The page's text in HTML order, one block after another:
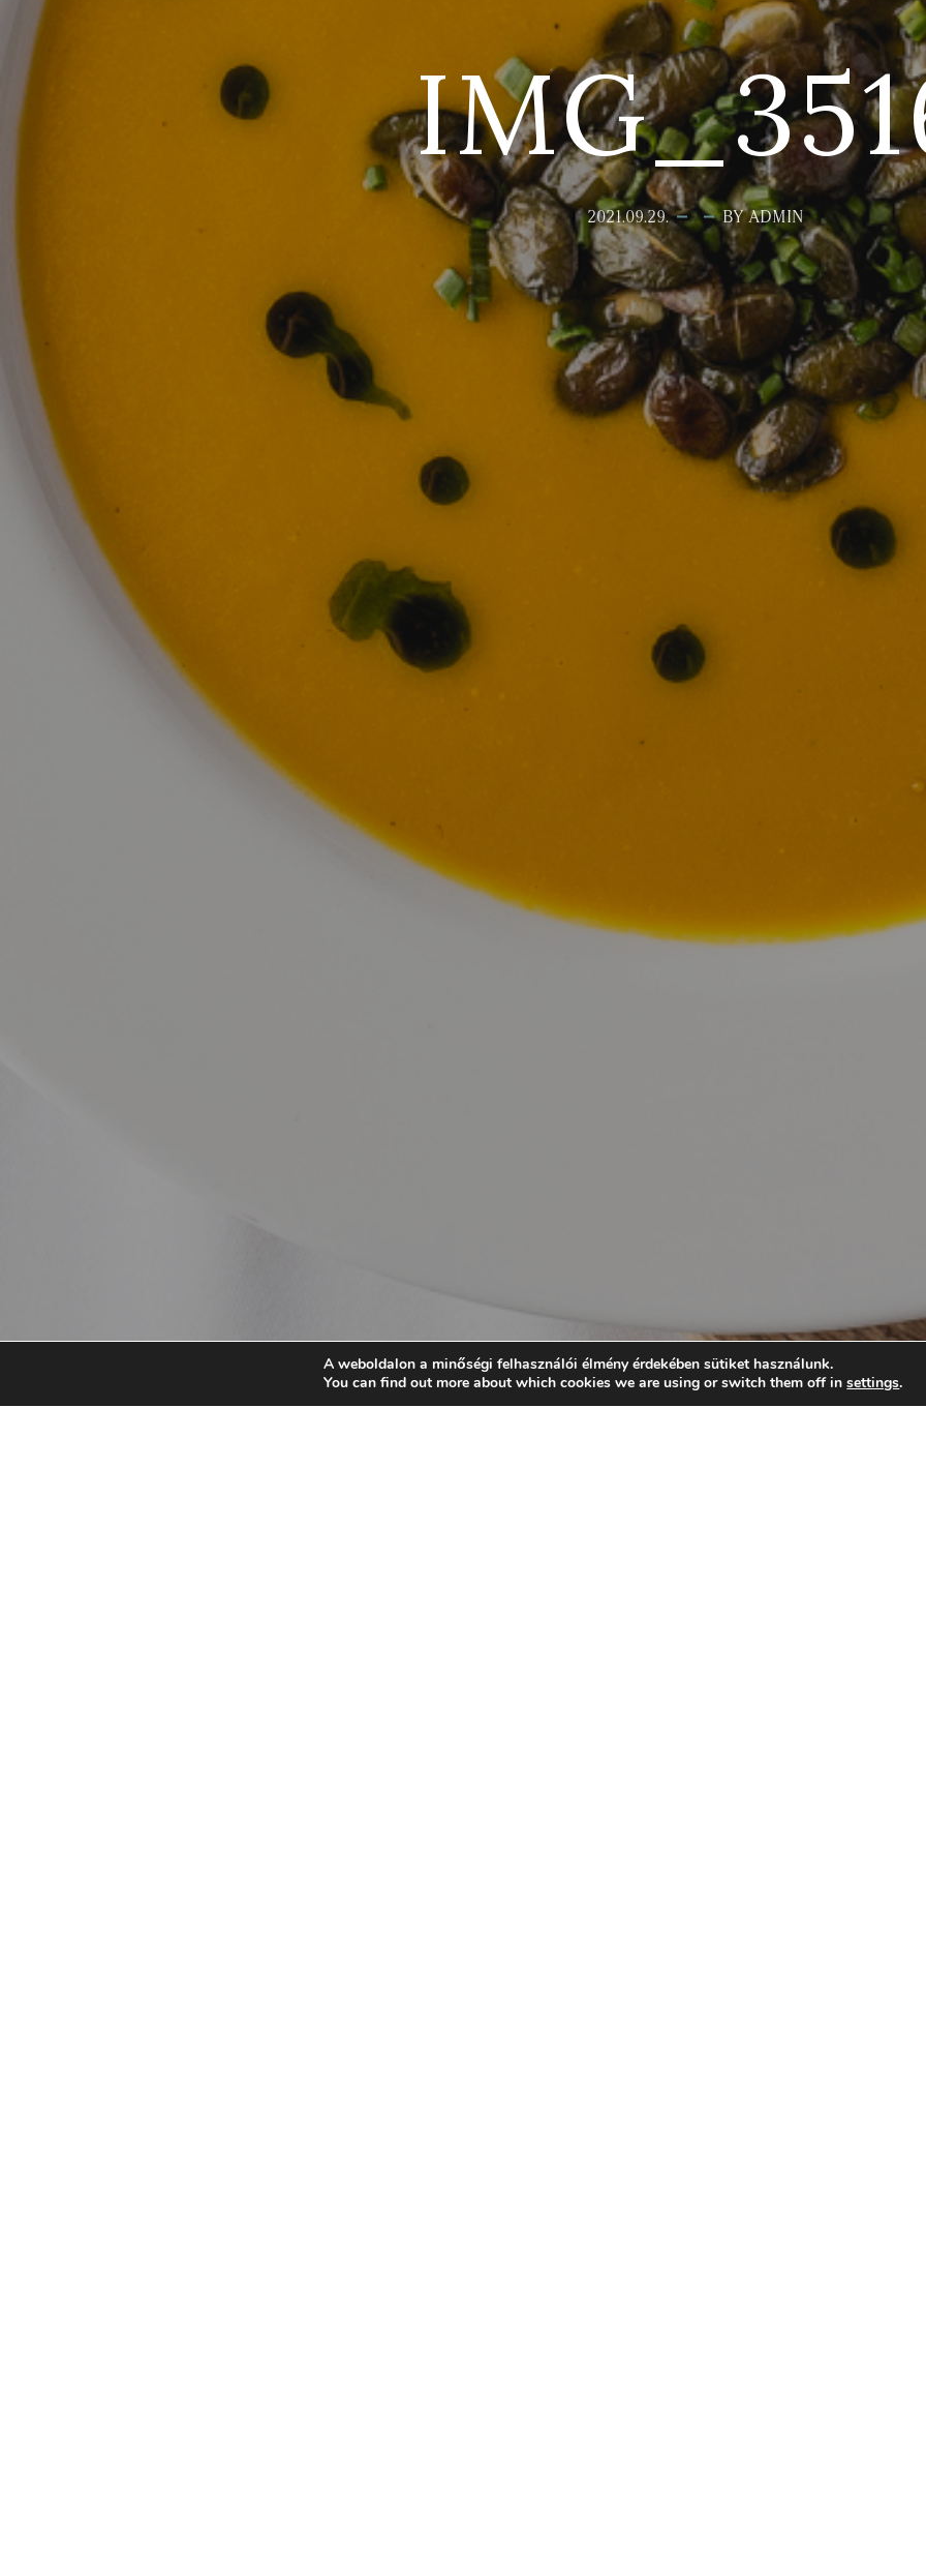
2021.09.29. BY ADMIN
A weboldalon a minőségi felhasználói élmény érdekében sütiket használunk.
You can find out more about which cookies we are using or switch them off insettings.